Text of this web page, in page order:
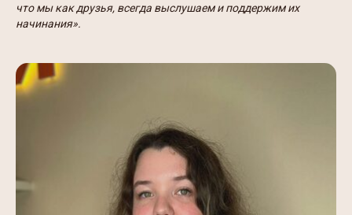
что мы как друзья, всегда выслушаем и поддержим их
начинания».